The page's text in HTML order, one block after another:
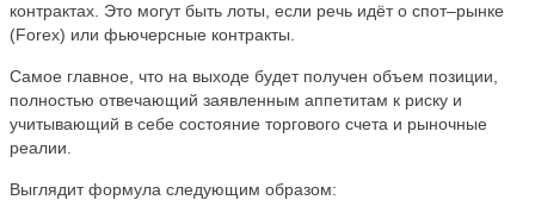
контрактах. Это могут быть лоты, если речь идёт о спот–рынке
(Forex) или фьючерсные контракты.
Самое главное, что на выходе будет получен объем позиции,
полностью отвечающий заявленным аппетитам к риску и
учитывающий в себе состояние торгового счета и рыночные
реалии.
Выглядит формула следующим образом: